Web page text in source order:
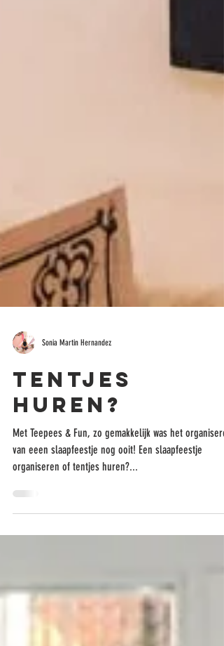
Tentjes
huren?
Met Teepees & Fun, zo gemakkelijk was het
van eeen slaapfeestje nog ooit! Een slaapfeestje
organiseren of tentjes huren?...